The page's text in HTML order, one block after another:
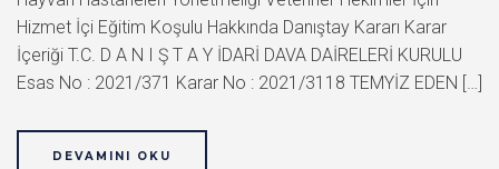
Hizmet İçi Eğitim Koşulu Hakkında Danıştay Kararı Karar
İçeriği T.C. D A N I Ş T A Y İDARİ DAVA DAİRELERİ KURULU
Esas No : 2021/371 Karar No : 2021/3118 TEMYİZ EDEN […]
DEVAMINI OKU